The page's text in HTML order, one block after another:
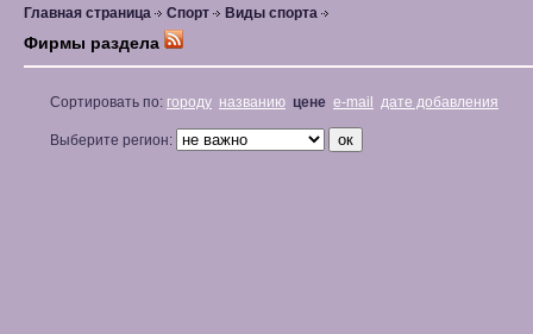
Главная страница Спорт Виды спорта
Фирмы раздела
Сортировать по: городу названию цене e-mail дате добавления
Выберите регион: